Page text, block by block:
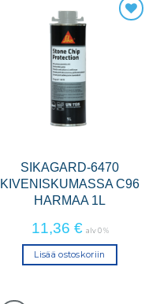
SIKAGARD-6470
KIVENISKUMASSA C96
HARMAA 1L
11,36 € alv 0 %
Lisää ostoskoriin